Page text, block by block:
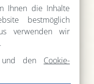
Ihnen die Inhalte
bestmöglich
verwenden wir
und den Cookie-